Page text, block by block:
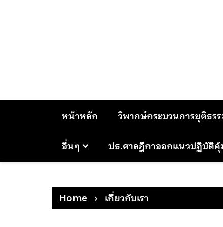
หน้าหลัก วิพากษ์กระบวนการยุติธร
อื่นๆ ปธ.ศาลฎีกาออกแนวปฏิบัติคุ้
Home เกี่ยวกับเรา